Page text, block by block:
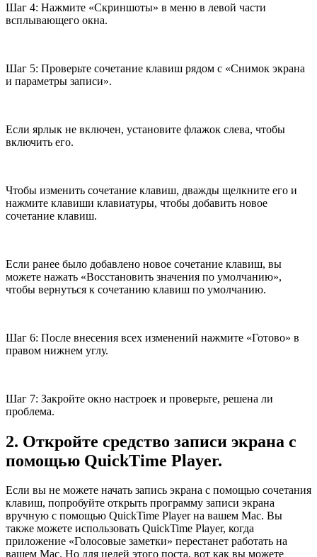
Шаг 4: Нажмите «Скриншоты» в меню в левой части
всплывающего окна.
Шаг 5: Проверьте сочетание клавиш рядом с «Снимок экрана
и параметры записи».
Если ярлык не включен, установите флажок слева, чтобы
включить его.
Чтобы изменить сочетание клавиш, дважды щелкните его и
нажмите клавиши клавиатуры, чтобы добавить новое
сочетание клавиш.
Если ранее было добавлено новое сочетание клавиш, вы
можете нажать «Восстановить значения по умолчанию»,
чтобы вернуться к сочетанию клавиш по умолчанию.
Шаг 6: После внесения всех изменений нажмите «Готово» в
правом нижнем углу.
Шаг 7: Закройте окно настроек и проверьте, решена ли
проблема.
2. Откройте средство записи экрана с
помощью QuickTime Player.
Если вы не можете начать запись экрана с помощью сочетания
клавиш, попробуйте открыть программу записи экрана
вручную с помощью QuickTime Player на вашем Mac. Вы
также можете использовать QuickTime Player, когда
приложение «Голосовые заметки» перестанет работать на
вашем Mac. Но для целей этого поста, вот как вы можете